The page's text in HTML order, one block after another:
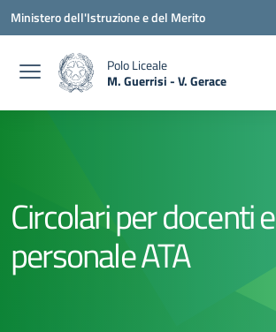
Vai ai contenuti
Vai al menu di navigazione
Vai al footer
Ministero dell'Istruzione e del Merito
Polo Liceale
M. Guerrisi - V. Gerace
Circolari per docenti e
personale ATA